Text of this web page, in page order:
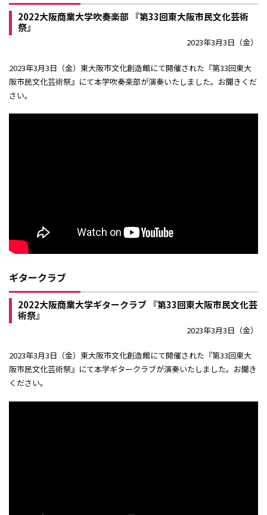
2022大阪商業大学吹奏楽部 『第33回東大阪市民文化芸術
祭』
2023年3月3日（金）
2023年3月3日（金）東大阪市文化創造館にて開催された『第33回東大
阪市民文化芸術祭』にて本学吹奏楽部が演奏いたしました。お聞きくだ
さい。
ギタークラブ
2022大阪商業大学ギタークラブ 『第33回東大阪市民文化芸
術祭』
2023年3月3日（金）
2023年3月3日（金）東大阪市文化創造館にて開催された『第33回東大
阪市民文化芸術祭』にて本学ギタークラブが演奏いたしました。お聞き
ください。